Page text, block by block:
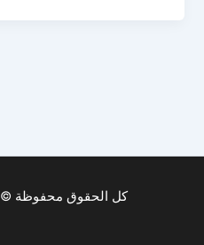
كل الحقوق محفوظة © 2026 السريع الدولي